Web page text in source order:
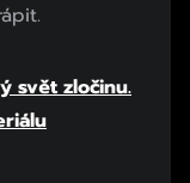
svět zločinu.